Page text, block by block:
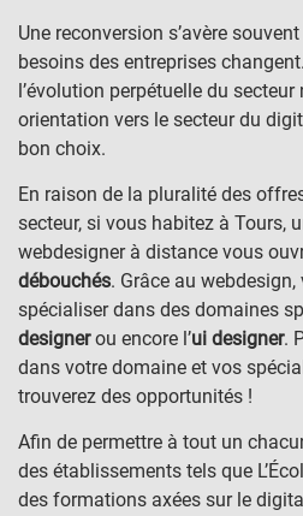
Une reconversion s’avère
besoins des entreprises
l’évolution perpétuelle du secteur
orientation vers le secteur du
bon choix.
En raison de la pluralité des
secteur, si vous habitez à Tours,
webdesigner à distance vous
débouchés. Grâce au
spécialiser dans des domaines
designerou encore l’ui designer.
dans votre domaine et vos
trouverez des opportunités !
Afin de permettre à tout un
des établissements tels que
des formations axées sur le